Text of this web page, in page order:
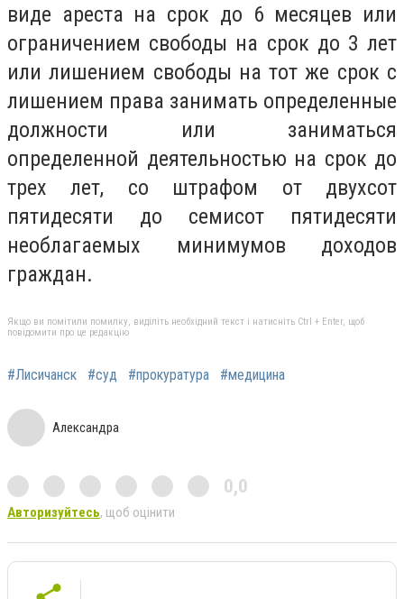
виде ареста на срок до 6 месяцев или
ограничением свободы на срок до 3 лет
или лишением свободы на тот же срок с
лишением права занимать определенные
должности или заниматься
определенной деятельностью на срок до
трех лет, со штрафом от двухсот
пятидесяти до семисот пятидесяти
необлагаемых минимумов доходов
граждан.
Якщо ви помітили помилку, виділіть необхідний текст і натисніть Ctrl + Enter, щоб
повідомити про це редакцію
#Лисичанск #суд #прокуратура #медицина
Александра
0,0
Авторизуйтесь, щоб оцінити